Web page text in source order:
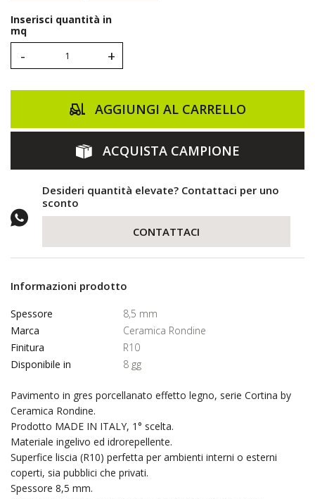
Inserisci quantità in
mq
- +
AGGIUNGI AL CARRELLO
ACQUISTA CAMPIONE
Desideri quantità elevate? Contattaci per uno
sconto
CONTATTACI
Informazioni prodotto
Spessore
8,5 mm
Marca
Ceramica Rondine
Finitura
R10
Disponibile in
8 gg
Pavimento in gres porcellanato effetto legno, serie Cortina by
Ceramica Rondine.
Prodotto MADE IN ITALY, 1° scelta.
Materiale ingelivo ed idrorepellente.
Superfice liscia (R10) perfetta per ambienti interni o esterni
coperti, sia pubblici che privati.
Spessore 8,5 mm.